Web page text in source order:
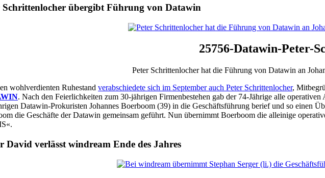
Schrittenlocher übergibt Führung von Datawin
25756-Datawin-Peter-
Peter Schrittenlocher hat die Führung von Datawin an
wohlverdienten Ruhestandverabschiedete sich im September auch Peter Schrittenlocher,
. Nach den Feierlichkeiten zum 30-jährigen Firmenbestehen gab der 74-Jährige alle
Datawin-Prokuristen Johannes Boerboom (39) in die Geschäftsführung berief und so einen
die Geschäfte der Datawin gemeinsam geführt. Nun übernimmt Boerboom die alleinige
David verlässt windream Ende des Jahres